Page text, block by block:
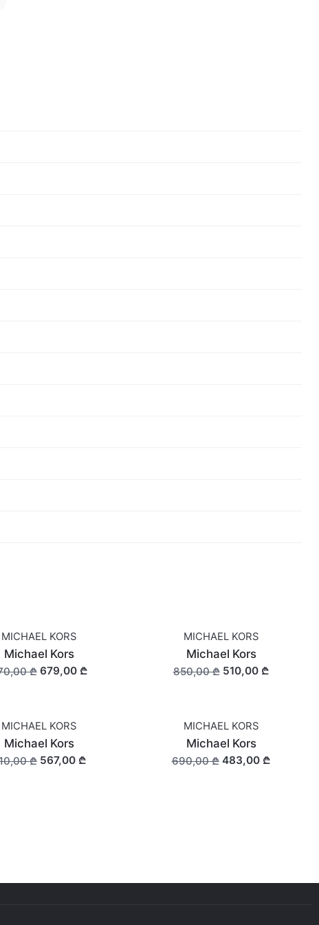
MICHAEL KORS
Michael Kors
₾679,00 ₾
SALEMICHAEL KORS
Michael Kors
850,00 ₾510,00 ₾
MICHAEL KORS
Michael Kors
₾567,00 ₾
SALEMICHAEL KORS
Michael Kors
690,00 ₾483,00 ₾